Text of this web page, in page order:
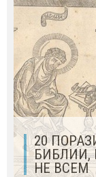
20
БИБЛИИ,
НЕ ВСЕМ